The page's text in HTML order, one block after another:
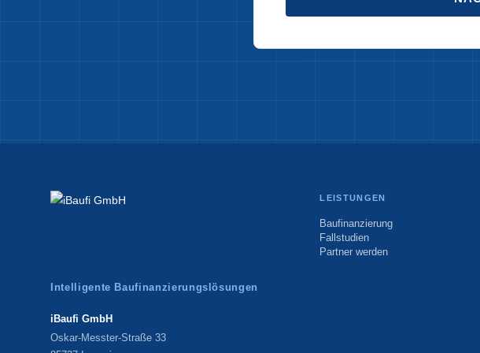
Intelligente Baufinanzierungslösungen
iBaufi GmbH
Oskar-Messter-Straße 33
LEISTUNGEN
Baufinanzierung
Fallstudien
Partner werden